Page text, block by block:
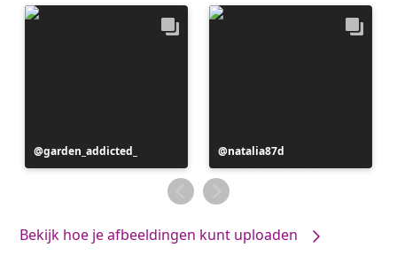
Bericht
gepubliceerd
garden_addicted_
Bericht
gepubliceerd
door
natalia87d
Bekijk hoe je afbeeldingen kunt uploaden